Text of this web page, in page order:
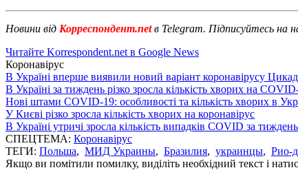
Новини від Корреспондент.netв Telegram. Підписуйтесь на
Читайте Korrespondent.net в Google News
Коронавірус
В Україні вперше виявили новий варіант коронавірусу
В Україні за тиждень різко зросла кількість хворих на
Нові штами COVID-19: особливості та кількість хворих в
У Києві різко зросла кількість хворих на коронавірус
В Україні утричі зросла кількість випадків COVID за тиждень
СПЕЦТЕМА: Коронавірус
ТЕГИ: Польша, МИД Украины, Бразилия, украинцы, Рио-
Якщо ви помітили помилку, виділіть необхідний текст і